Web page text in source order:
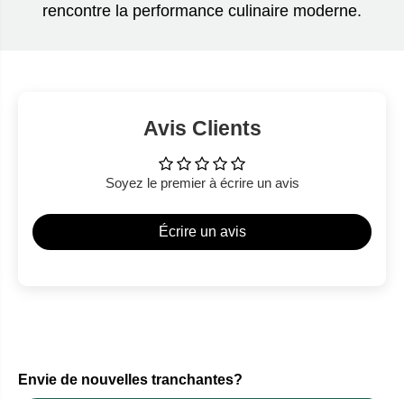
rencontre la performance culinaire moderne.
Avis Clients
Soyez le premier à écrire un avis
Écrire un avis
Envie de nouvelles tranchantes?